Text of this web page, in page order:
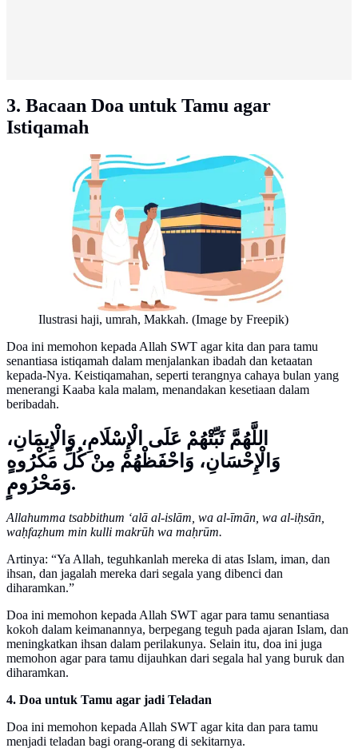
3. Bacaan Doa untuk Tamu agar
Istiqamah
Ilustrasi haji, umrah, Makkah. (Image by Freepik)
Doa ini memohon kepada Allah SWT agar kita dan para tamu
senantiasa istiqamah dalam menjalankan ibadah dan ketaatan
kepada-Nya. Keistiqamahan, seperti terangnya cahaya bulan yang
menerangi Kaaba kala malam, menandakan kesetiaan dalam
beribadah.
اللَّهُمَّ ثَبِّتْهُمْ عَلَى الْإِسْلَامِ، وَالْإِيمَانِ،
وَالْإِحْسَانِ، وَاحْفَظْهُمْ مِنْ كُلِّ مَكْرُوهٍ
وَمَحْرُومٍ.
Allahumma tsabbithum ‘alā al-islām, wa al-īmān, wa al-iḥsān,
waḥfaẓhum min kulli makrūh wa maḥrūm.
Artinya: “Ya Allah, teguhkanlah mereka di atas Islam, iman, dan
ihsan, dan jagalah mereka dari segala yang dibenci dan
diharamkan.”
Doa ini memohon kepada Allah SWT agar para tamu senantiasa
kokoh dalam keimanannya, berpegang teguh pada ajaran Islam, dan
meningkatkan ihsan dalam perilakunya. Selain itu, doa ini juga
memohon agar para tamu dijauhkan dari segala hal yang buruk dan
diharamkan.
4. Doa untuk Tamu agar jadi Teladan
Doa ini memohon kepada Allah SWT agar kita dan para tamu
menjadi teladan bagi orang-orang di sekitarnya.